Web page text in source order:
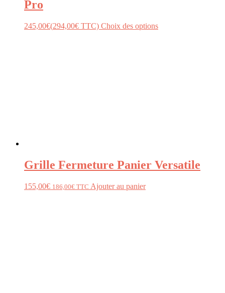
Pro
245,00€(294,00€ TTC) Choix des options
Grille Fermeture Panier Versatile
155,00€ 186,00€ TTC Ajouter au panier